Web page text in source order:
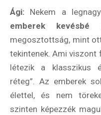
Ági: Nekem a
emberek kevésbé
megosztottság, mint
tekintenek. Ami viszont
létezik a klasszikus
réteg”. Az emberek
élettel, és nem
szinten képezzék